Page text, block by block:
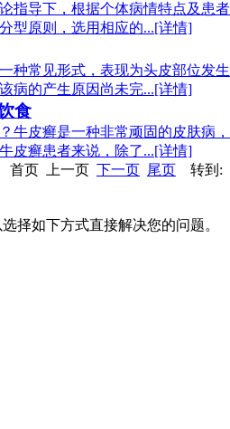
指导下，根据个体病情特点及患者
型原则，选用相应的...[详情]
种常见形式，表现为头皮部位发生
病的产生原因尚未完...[详情]
食
牛皮癣是一种非常顽固的皮肤病，
皮癣患者来说，除了...[详情]
首页 上一页 下一页 尾页 转到:
择如下方式直接解决您的问题。